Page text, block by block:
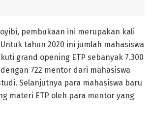
pembukaan ini merupakan kali
Untuk tahun 2020 ini jumlah mahasiswa
grand opening ETP sebanyak 7.300
722 mentor dari mahasiswa
Selanjutnya para mahasiswa baru
materi ETP oleh para mentor yang